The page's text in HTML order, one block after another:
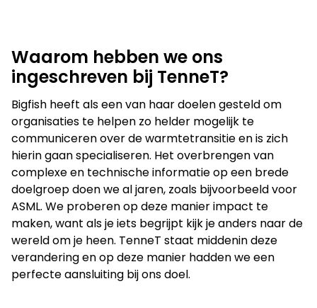
Waarom hebben we ons
ingeschreven bij TenneT?
Bigfish heeft als een van haar doelen gesteld om
organisaties te helpen zo helder mogelijk te
communiceren over de warmtetransitie en is zich
hierin gaan specialiseren. Het overbrengen van
complexe en technische informatie op een brede
doelgroep doen we al jaren, zoals bijvoorbeeld voor
ASML. We proberen op deze manier impact te
maken, want als je iets begrijpt kijk je anders naar de
wereld om je heen. TenneT staat middenin deze
verandering en op deze manier hadden we een
perfecte aansluiting bij ons doel.